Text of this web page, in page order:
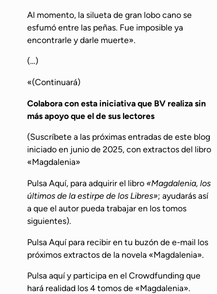
Al momento, la silueta de gran lobo cano se
esfumó entre las peñas. Fue imposible ya
encontrarle y darle muerte».
(…)
«(Continuará)
Colabora con esta iniciativa que BV realiza sin
más apoyo que el de sus lectores
(Suscríbete a las próximas entradas de este blog
iniciado en junio de 2025, con extractos del libro
«Magdalenia»
Pulsa Aquí, para adquirir el libro «Magdalenia, los
últimos de la estirpe de los Libres»; ayudarás así
a que el autor pueda trabajar en los tomos
siguientes).
Pulsa Aquí para recibir en tu buzón de e-mail los
próximos extractos de la novela «Magdalenia».
Pulsa aquí y participa en el Crowdfunding que
hará realidad los 4 tomos de «Magdalenia».